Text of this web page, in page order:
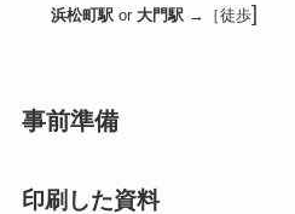
浜松町駅or 大門駅→［徒歩]
事前準備
印刷した資料